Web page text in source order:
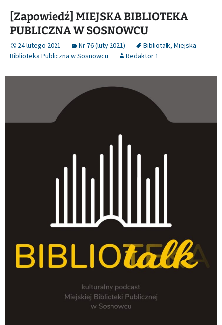
[Zapowiedź] MIEJSKA BIBLIOTEKA
PUBLICZNA W SOSNOWCU
24 lutego 2021 Nr 76 (luty 2021) Bibliotalk, Miejska
Biblioteka Publiczna w Sosnowcu
Redaktor 1